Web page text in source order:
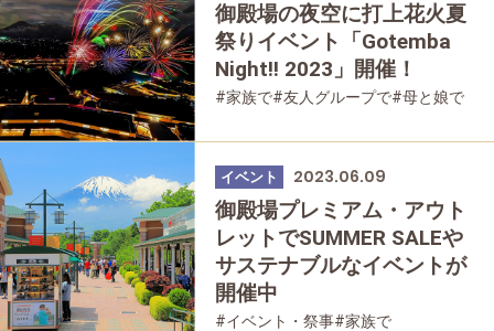
御殿場の夜空に打上花火夏
祭りイベント「Gotemba
Night!! 2023」開催！
#家族で#友人グループで#母と娘で
イベント 2023.06.09
御殿場プレミアム・アウト
レットでSUMMER SALEや
サステナブルなイベントが
開催中
#イベント・祭事#家族で